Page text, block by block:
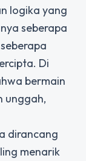
logika yang
seberapa
Di
bermain
unggah,
dirancang
menarik